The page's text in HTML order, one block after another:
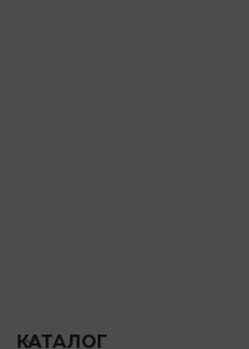
КАТАЛОГ